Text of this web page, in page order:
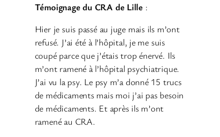
Témoignage du CRA de Lille :
Hier je suis passé au juge mais ils m’ont
refusé. J’ai été à l’hôpital, je me suis
coupé parce que j’étais trop énervé. Ils
m’ont ramené à l’hôpital psychiatrique.
J’ai vu la psy. Le psy m’a donné 15 trucs
de médicaments mais moi j’ai pas besoin
de médicaments. Et après ils m’ont
ramené au CRA.